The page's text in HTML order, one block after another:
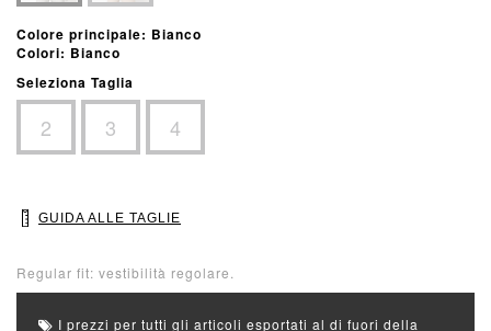
Colore principale: Bianco
Colori: Bianco
Seleziona Taglia
2 3 4
GUIDA ALLE TAGLIE
Regular fit: vestibilità regolare.
I prezzi per tutti gli articoli esportati al di fuori della